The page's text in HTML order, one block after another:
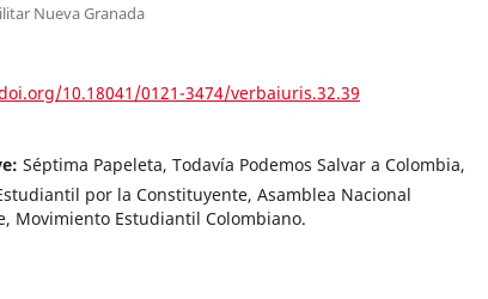
Nueva Granada
10.18041/0121-3474/verbaiuris.32.39
Séptima Papeleta, Todavía Podemos Salvar a Colombia,
por la Constituyente, Asamblea Nacional
Movimiento Estudiantil Colombiano.